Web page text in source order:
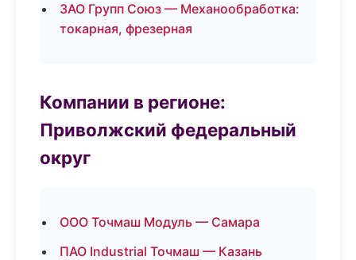
ЗАО Групп Союз — Механообработка:
токарная, фрезерная
Компании в регионе:
Приволжский федеральный
округ
ООО Точмаш Модуль — Самара
ПАО Industrial Точмаш — Казань